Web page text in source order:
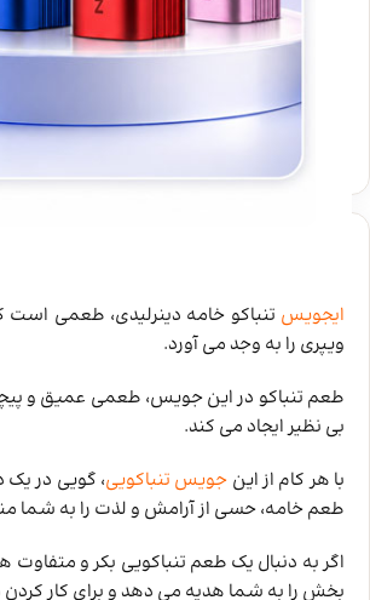
ایجویس تنباکو خامه دینرلیدی، طعمی
ویپری را به وجد می‌ آورد.
طعم تنباکو در این جویس، طعمی عمیق و
بی ‌نظیر ایجاد می ‌کند.
با هر کام از این جویس تنباکویی، گویی در یک
طعم خامه، حسی از آرامش و لذت را به شما
اگر به دنبال یک طعم تنباکویی بکر و
بخش را به شما هدیه می دهد و برای کار کردن